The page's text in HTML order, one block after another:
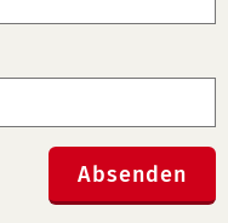
Absenden